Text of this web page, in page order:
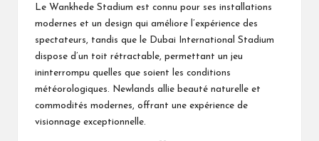
Le Wankhede Stadium est connu pour ses installations
modernes et un design qui améliore l’expérience des
spectateurs, tandis que le Dubai International Stadium
dispose d’un toit rétractable, permettant un jeu
ininterrompu quelles que soient les conditions
météorologiques. Newlands allie beauté naturelle et
commodités modernes, offrant une expérience de
visionnage exceptionnelle.